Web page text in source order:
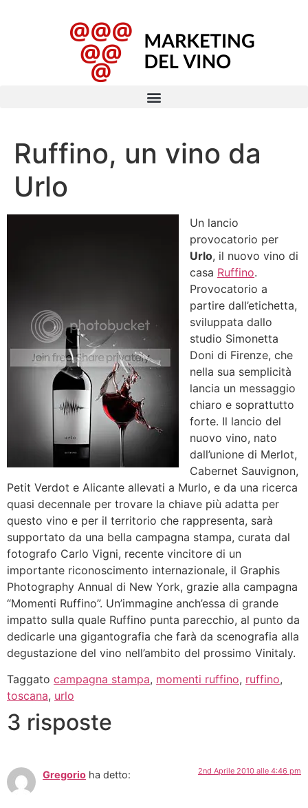
Ruffino, un vino da
Urlo
Un lancio
provocatorio per
Urlo, il nuovo vino di
casa Ruffino.
Provocatorio a
partire dall’etichetta,
sviluppata dallo
studio Simonetta
Doni di Firenze, che
nella sua semplicità
lancia un messaggio
chiaro e soprattutto
forte. Il lancio del
nuovo vino, nato
dall’unione di Merlot,
Cabernet Sauvignon,
Petit Verdot e Alicante allevati a Murlo, e da una ricerca
quasi decennale per trovare la chiave più adatta per
questo vino e per il territorio che rappresenta, sarà
supportato da una bella campagna stampa, curata dal
fotografo Carlo Vigni, recente vincitore di un
importante riconoscimento internazionale, il Graphis
Photography Annual di New York, grazie alla campagna
“Momenti Ruffino”. Un’immagine anch’essa di grande
impatto sulla quale Ruffino punta parecchio, al punto da
dedicarle una gigantografia che farà da scenografia alla
degustazione del vino nell’ambito del prossimo Vinitaly.
Taggato campagna stampa, momenti ruffino, ruffino,
toscana, urlo
3 risposte
Gregorio ha detto: 2nd Aprile 2010 alle 4:46 pm